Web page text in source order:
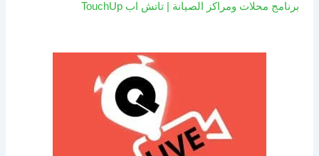
برنامج محلات ومراكز الصيانة | تاتش اب TouchUp